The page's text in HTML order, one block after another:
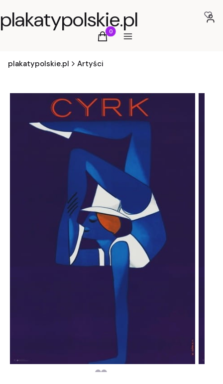
plakatypolskie.pl
Produkty w koszyku: 0. Zobacz
Koszyk Menu
plakatypolskie.pl Artyści